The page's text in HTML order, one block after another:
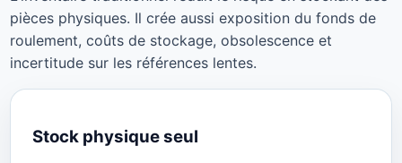
pièces physiques. Il crée aussi exposition du fonds de
roulement, coûts de stockage, obsolescence et
incertitude sur les références lentes.
Stock physique seul